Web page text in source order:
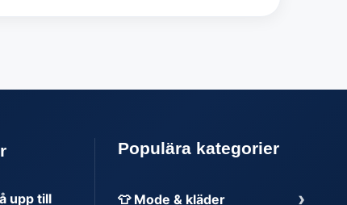
upp till
Populära kategorier
👕 Mode & kläder ›